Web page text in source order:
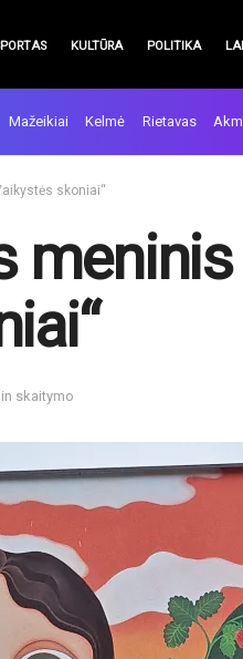
KULTŪRA POLITIKA
Mažeikiai Kelmė Rietavas
skoniai“
skaitymo